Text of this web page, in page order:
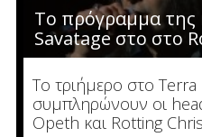
To πρόγραμμα
Savatage στο στο
Το τριήμερο στο
συμπληρώνουν οι
Opeth και Rotting